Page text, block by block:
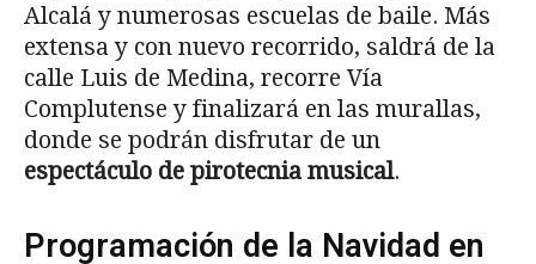
Alcalá y numerosas escuelas de baile. Más
extensa y con nuevo recorrido, saldrá de la
calle Luis de Medina, recorre Vía
Complutense y finalizará en las murallas,
donde se podrán disfrutar de un
espectáculo de pirotecnia musical.
Programación de la Navidad en